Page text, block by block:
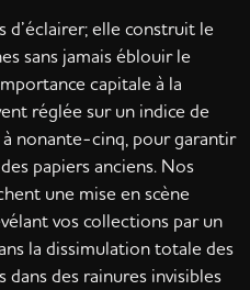
d’éclairer; elle construit le
sans jamais éblouir le
capitale à la
réglée sur un indice de
nonante-cinq, pour garantir
papiers anciens. Nos
une mise en scène
vos collections par un
la dissimulation totale des
dans des rainures invisibles